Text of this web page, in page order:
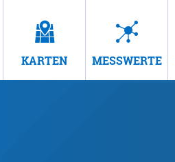
KARTEN MESSWERTE